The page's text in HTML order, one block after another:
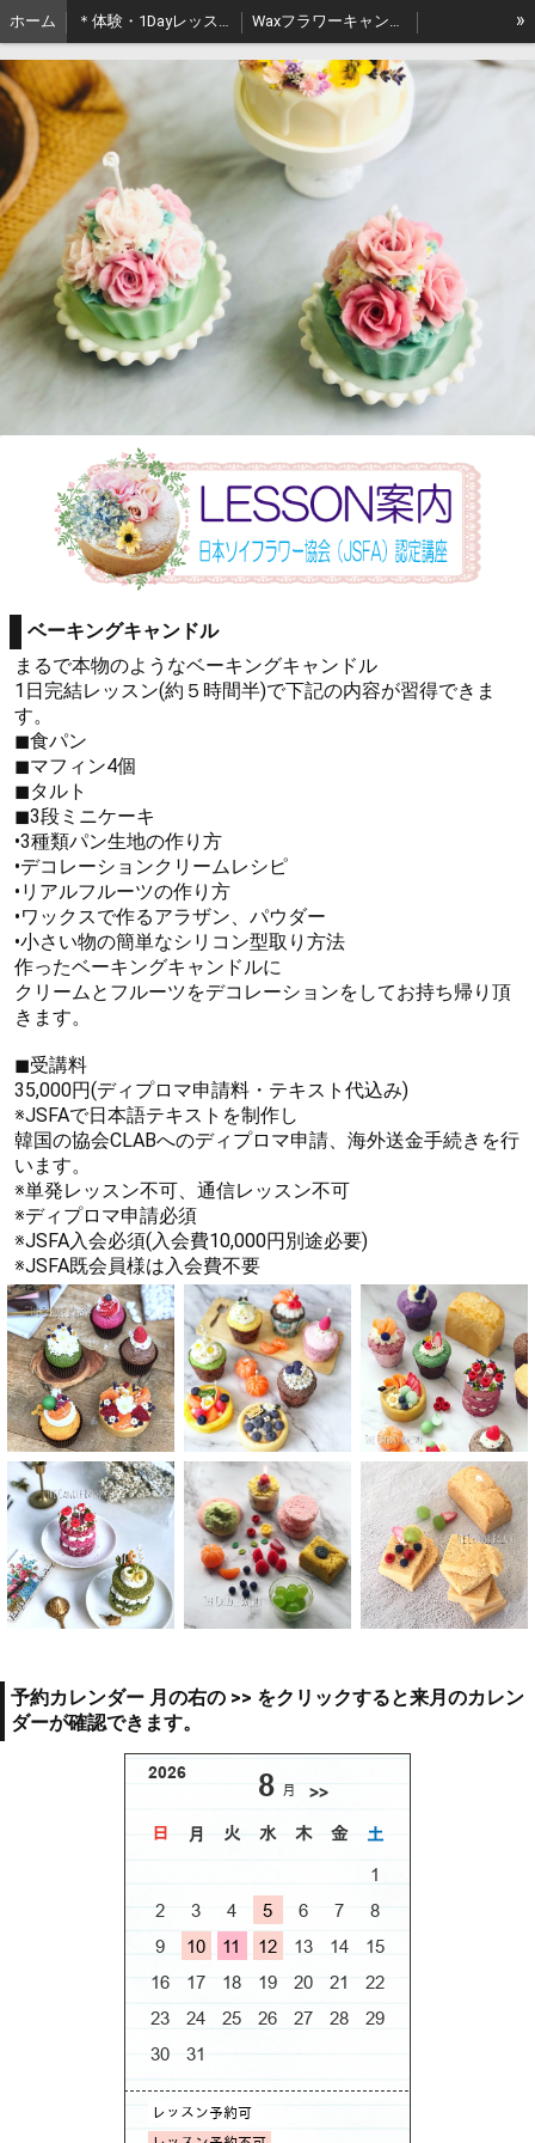
ホーム ＊体験・1Dayレッスン Waxフラワーキャンドル【CLAB】
Waxプラントキャンドル【CLAB】 【オンライン】Waxフラワーキャンドル【CLAB】
【オンライン】ウェディングキャンドル
【オンライン】ベーキングキャンドル
＊ソイフラワーアーティスト ＊ソイフラワーデザインコース
＊ベーキングキャンドル【CLAB】 ＊ソイPキャンドル
＊ウェディング新郎＆新婦キャンドル ＊レースキャンドル
＊押し花Pキャンドルコース ＊ジェルキャンドルコース
キャンドル✿with✿フラワー デザートパック１【CLAB】
【スキルアップ】ドリップフラワーケーキ
＊花キャンドルアーティスト
»
ベーキングキャンドル
まるで本物のようなベーキングキャンドル
1日完結レッスン(約５時間半)で下記の内容が習得できま
す。
◼︎食パン
◼︎マフィン4個
◼︎タルト
◼︎3段ミニケーキ
•3種類パン生地の作り方
•デコレーションクリームレシピ
•リアルフルーツの作り方
•ワックスで作るアラザン、パウダー
•小さい物の簡単なシリコン型取り方法
作ったベーキングキャンドルに
クリームとフルーツをデコレーションをしてお持ち帰り頂
きます。
◼︎受講料
35,000円(ディプロマ申請料・テキスト代込み)
※JSFAで日本語テキストを制作し
韓国の協会CLABへのディプロマ申請、海外送金手続きを行
います。
※単発レッスン不可、通信レッスン不可
※ディプロマ申請必須
※JSFA入会必須(入会費10,000円別途必要)
※JSFA既会員様は入会費不要
予約カレンダー 月の右の >> をクリックすると来月のカレン
ダーが確認できます。